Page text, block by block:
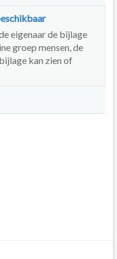
eigenaar de bijlage
groep mensen, de
kan zien of